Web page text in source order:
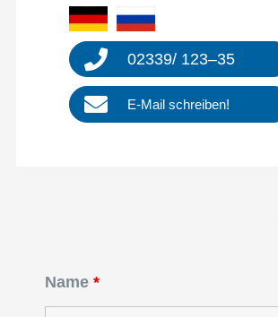
02339/ 123–35
E‑Mail schrei­ben!
Name *